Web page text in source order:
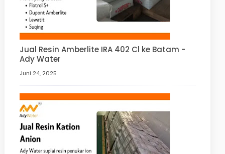
Jual Resin Amberlite IRA 402 Cl ke Batam -
Ady Water
Juni 24, 2025